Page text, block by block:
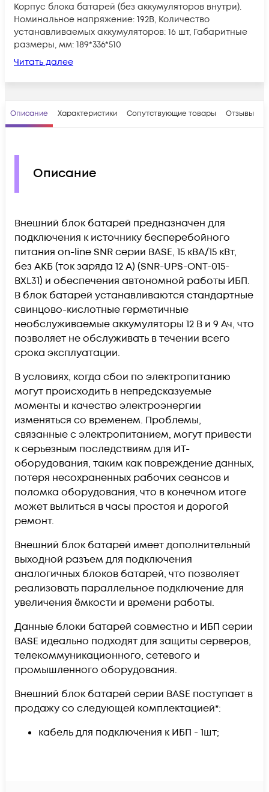
Корпус блока батарей (без аккумуляторов внутри).
Номинальное напряжение: 192В, Количество
устанавливаемых аккумуляторов: 16 шт, Габаритные
размеры, мм: 189*336*510
Читать далее
Описание Характеристики Сопутствующие товары Отзывы
Описание
Внешний блок батарей предназначен для
подключения к источнику бесперебойного
питания on-line SNR серии BASE, 15 кВА/15 кВт,
без АКБ (ток заряда 12 А) (SNR-UPS-ONT-015-
BXL31) и обеспечения автономной работы ИБП.
В блок батарей устанавливаются стандартные
свинцово-кислотные герметичные
необслуживаемые аккумуляторы 12 В и 9 Ач, что
позволяет не обслуживать в течении всего
срока эксплуатации.
В условиях, когда сбои по электропитанию
могут происходить в непредсказуемые
моменты и качество электроэнергии
изменяться со временем. Проблемы,
связанные с электропитанием, могут привести
к серьезным последствиям для ИТ-
оборудования, таким как повреждение данных,
потеря несохраненных рабочих сеансов и
поломка оборудования, что в конечном итоге
может вылиться в часы простоя и дорогой
ремонт.
Внешний блок батарей имеет дополнительный
выходной разъем для подключения
аналогичных блоков батарей, что позволяет
реализовать параллельное подключение для
увеличения ёмкости и времени работы.
Данные блоки батарей совместно и ИБП серии
BASE идеально подходят для защиты серверов,
телекоммуникационного, сетевого и
промышленного оборудования.
Внешний блок батарей серии BASE поступает в
продажу со следующей комплектацией*:
кабель для подключения к ИБП - 1шт;